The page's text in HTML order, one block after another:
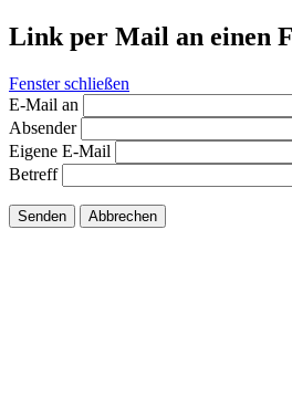
Link per Mail an einen
Fenster schließen
E-Mail an
Absender
Eigene E-Mail
Betreff
Senden Abbrechen